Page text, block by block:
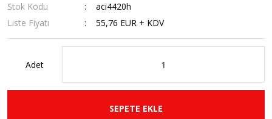
Stok Kodu
aci4420h
Liste Fiyatı
55,76 EUR + KDV
Adet
SEPETE EKLE